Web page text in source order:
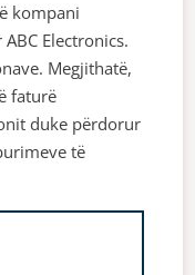
kompani
Electronics.
Megjithatë,
faturë
duke përdorur
të